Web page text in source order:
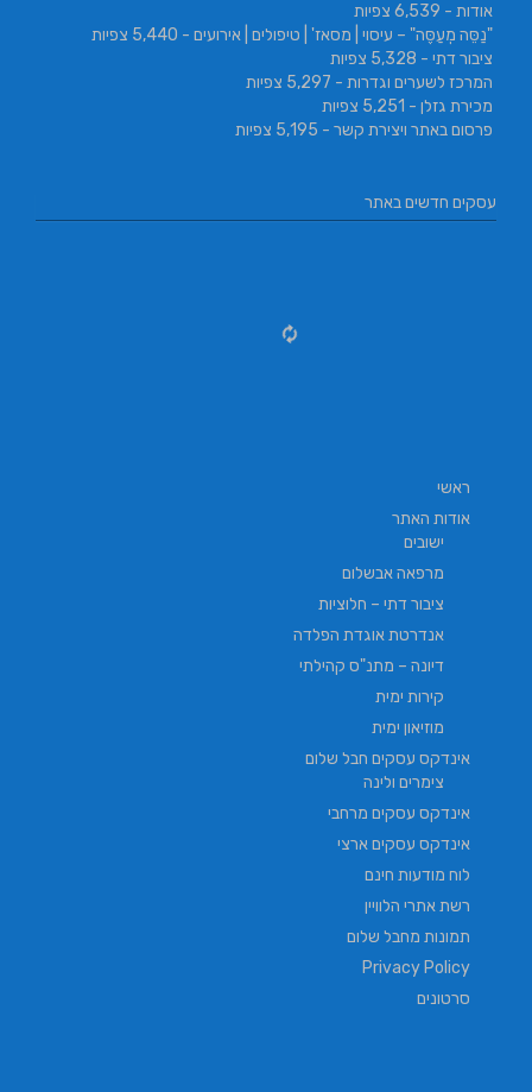
אודות - 6,539 צפיות
"נַסֵּה מְעַסֶּה" – עיסוי | מסאז' | טיפולים | אירועים - 5,440 צפיות
ציבור דתי - 5,328 צפיות
המרכז לשערים וגדרות - 5,297 צפיות
מכירת גזלן - 5,251 צפיות
פרסום באתר ויצירת קשר - 5,195 צפיות
עסקים חדשים באתר
ראשי
אודות האתר
ישובים
מרפאה אבשלום
ציבור דתי – חלוציות
אנדרטת אוגדת הפלדה
דיונה – מתנ"ס קהילתי
קירות ימית
מוזיאון ימית
אינדקס עסקים חבל שלום
צימרים ולינה
אינדקס עסקים מרחבי
אינדקס עסקים ארצי
לוח מודעות חינם
רשת אתרי הלוויין
תמונות מחבל שלום
Privacy Policy
סרטונים